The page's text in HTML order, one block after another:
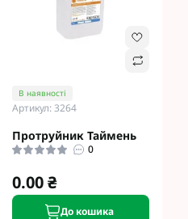
В наявності
Артикул: 3264
Протруйник Таймень
0
0.00 ₴
До кошика